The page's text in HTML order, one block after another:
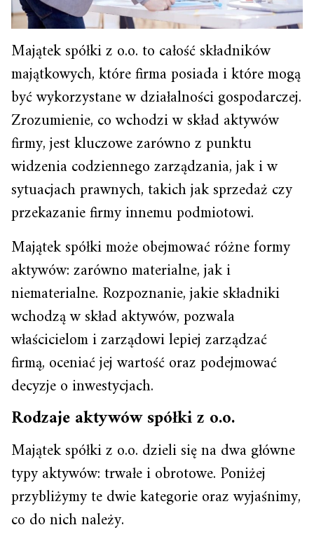
Majątek spółki z o.o. to całość składników
majątkowych, które firma posiada i które mogą
być wykorzystane w działalności gospodarczej.
Zrozumienie, co wchodzi w skład aktywów
firmy, jest kluczowe zarówno z punktu
widzenia codziennego zarządzania, jak i w
sytuacjach prawnych, takich jak sprzedaż czy
przekazanie firmy innemu podmiotowi.
Majątek spółki może obejmować różne formy
aktywów: zarówno materialne, jak i
niematerialne. Rozpoznanie, jakie składniki
wchodzą w skład aktywów, pozwala
właścicielom i zarządowi lepiej zarządzać
firmą, oceniać jej wartość oraz podejmować
decyzje o inwestycjach.
Rodzaje aktywów spółki z o.o.
Majątek spółki z o.o. dzieli się na dwa główne
typy aktywów: trwałe i obrotowe. Poniżej
przybliżymy te dwie kategorie oraz wyjaśnimy,
co do nich należy.